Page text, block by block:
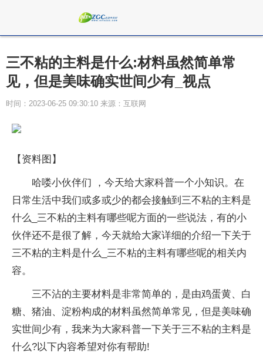
三不粘的主料是什么:材料虽然简单常
见，但是美味确实世间少有_视点
时间：2023-06-25 09:30:10 来源：互联网
【资料图】
哈喽小伙伴们 ，今天给大家科普一个小知识。在
日常生活中我们或多或少的都会接触到三不粘的主料是
什么_三不粘的主料有哪些呢方面的一些说法，有的小
伙伴还不是很了解，今天就给大家详细的介绍一下关于
三不粘的主料是什么_三不粘的主料有哪些呢的相关内
容。
三不沾的主要材料是非常简单的，是由鸡蛋黄、白
糖、猪油、淀粉构成的材料虽然简单常见，但是美味确
实世间少有，我来为大家科普一下关于三不粘的主料是
什么?以下内容希望对你有帮助!